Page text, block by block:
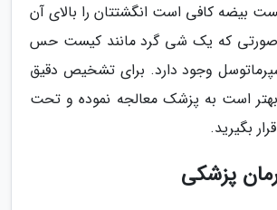
بیضه کافی است انگشتتان را بالای آن
صورتی که یک شی گرد مانند کیست حس
وجود دارد. برای تشخیص دقیق
است به پزشک معالجه نموده و تحت
بگیرید.
پزشکی